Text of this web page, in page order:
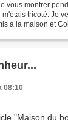
vous montrer
m'étais tricoté. Je
à la maison et
08:10